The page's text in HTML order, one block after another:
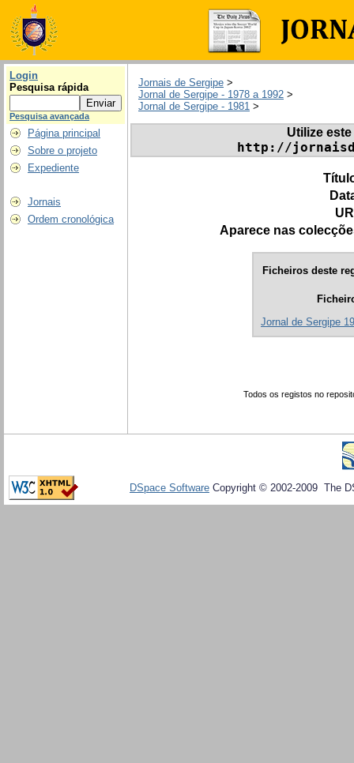
Login
Pesquisa rápida
Pesquisa avançada
Página principal
Sobre o projeto
Expediente
Jornais
Ordem cronológica
Jornais de Sergipe >
Jornal de Sergipe - 1978 a 1992 >
Jornal de Sergipe - 1981 >
Utilize
http://
Aparece nas
Ficheiros deste
Jornal de Sergipe
Todos os registos no
DSpace Software Copyright © 2002-2009 The